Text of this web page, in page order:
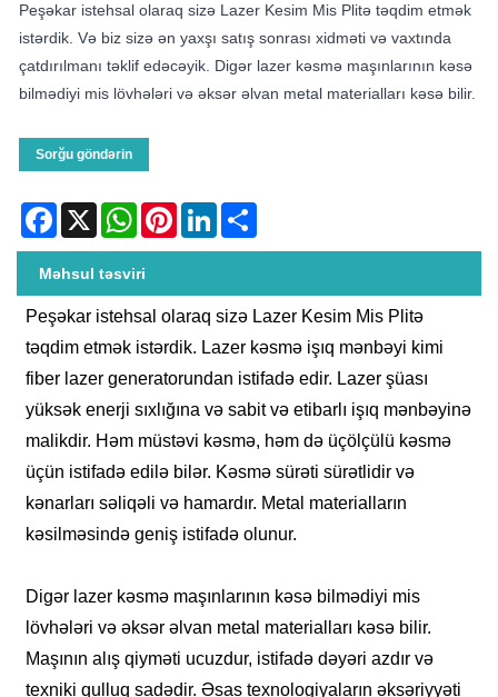
Peşəkar istehsal olaraq sizə Lazer Kesim Mis Plitə təqdim etmək
istərdik. Və biz sizə ən yaxşı satış sonrası xidməti və vaxtında
çatdırılmanı təklif edəcəyik. Digər lazer kəsmə maşınlarının kəsə
bilmədiyi mis lövhələri və əksər əlvan metal materialları kəsə bilir.
Sorğu göndərin
Facebook
X WhatsAppPinterestLinkedIn
Məhsul təsviri
Peşəkar istehsal olaraq sizə Lazer Kesim Mis Plitə
təqdim etmək istərdik. Lazer kəsmə işıq mənbəyi kimi
fiber lazer generatorundan istifadə edir. Lazer şüası
yüksək enerji sıxlığına və sabit və etibarlı işıq mənbəyinə
malikdir. Həm müstəvi kəsmə, həm də üçölçülü kəsmə
üçün istifadə edilə bilər. Kəsmə sürəti sürətlidir və
kənarları səliqəli və hamardır. Metal materialların
kəsilməsində geniş istifadə olunur.
Digər lazer kəsmə maşınlarının kəsə bilmədiyi mis
lövhələri və əksər əlvan metal materialları kəsə bilir.
Maşının alış qiyməti ucuzdur, istifadə dəyəri azdır və
texniki qulluq sadədir. Əsas texnologiyaların əksəriyyəti